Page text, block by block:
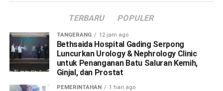
TERBARU POPULER
TANGERANG 12 jam ago
Bethsaida Hospital Gading Serpong
Luncurkan Urology & Nephrology Clinic
untuk Penanganan Batu Saluran Kemih,
Ginjal, dan Prostat
PEMERINTAHAN 1 hari ago